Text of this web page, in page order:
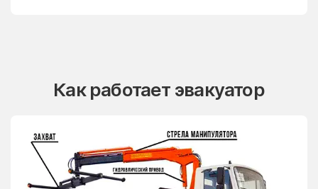
Как работает эвакуатор